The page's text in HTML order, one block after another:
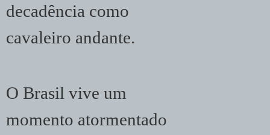
decadência como
cavaleiro andante.
O Brasil vive um
momento atormentado